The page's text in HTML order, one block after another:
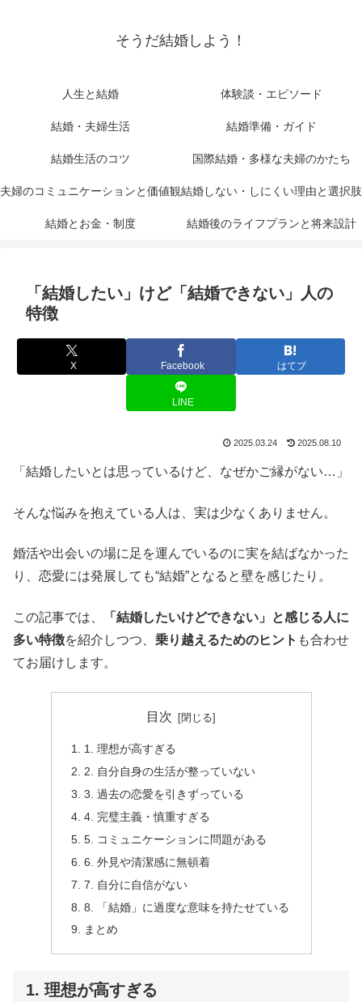
そうだ結婚しよう！
人生と結婚 体験談・エピソード
結婚・夫婦生活 結婚準備・ガイド
結婚生活のコツ 国際結婚・多様な夫婦のかたち
夫婦のコミュニケーションと価値観結婚しない・しにくい理由と選択肢
結婚とお金・制度 結婚後のライフプランと将来設計
「結婚したい」けど「結婚できない」人の
特徴
X Facebook はてブ
LINE
2025.03.24 2025.08.10
「結婚したいとは思っているけど、なぜかご縁がない…」
そんな悩みを抱えている人は、実は少なくありません。
婚活や出会いの場に足を運んでいるのに実を結ばなかった
り、恋愛には発展しても“結婚”となると壁を感じたり。
この記事では、
「結婚したいけどできない」と感じる人に
多い特徴を紹介しつつ、 乗り越えるためのヒント も合わせ
てお届けします。
目次
1. 理想が高すぎる
2. 自分自身の生活が整っていない
3. 過去の恋愛を引きずっている
4. 完璧主義・慎重すぎる
5. コミュニケーションに問題がある
6. 外見や清潔感に無頓着
7. 自分に自信がない
8. 「結婚」に過度な意味を持たせている
まとめ
1. 理想が高すぎる